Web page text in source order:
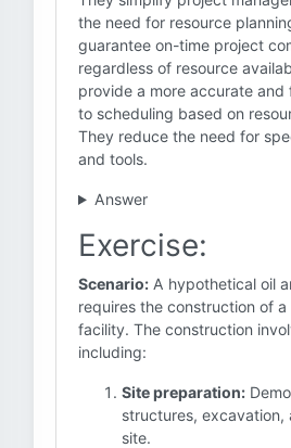
the need for resource
guarantee on-time project
regardless of resource
provide a more accurate
to scheduling based on
They reduce the need for
and tools.
Answer
Exercise:
Scenario: A hypothetical oil
requires the construction of
facility. The construction
including:
Site preparation:
structures, excavation,
site.